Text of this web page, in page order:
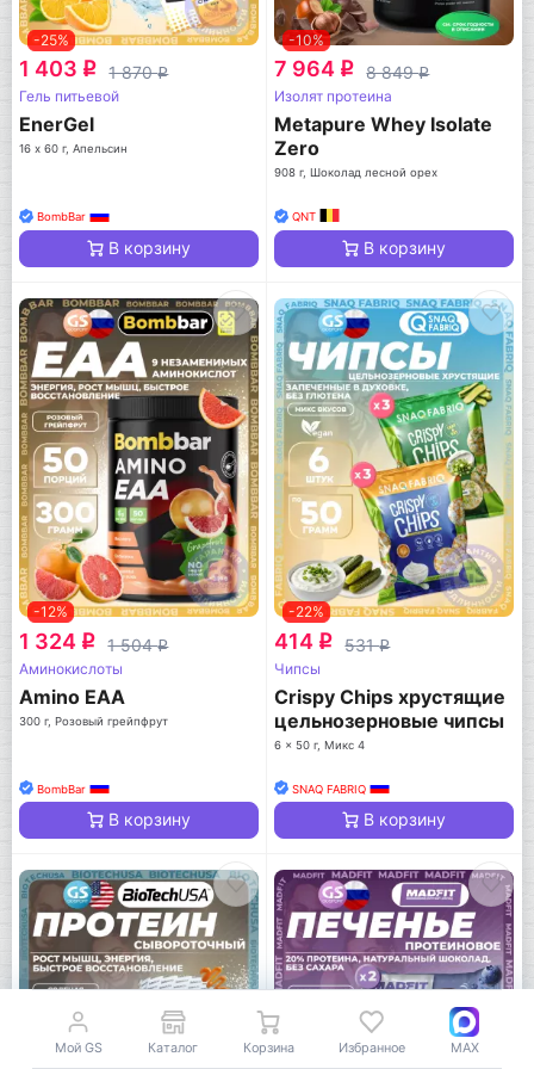
-25%
1 403 q 1 870q
Гель питьевой
EnerGel
16 х 60 г, Апельсин
BombBar
В корзину
-10%
7 964 q 8 849q
Изолят протеина
Metapure Whey Isolate
Zero
908 г, Шоколад лесной орех
QNT
В корзину
-12%
1 324 q 1 504q
Аминокислоты
Amino EAA
300 г, Розовый грейпфрут
BombBar
В корзину
-22%
414 q 531q
Чипсы
Crispy Chips хрустящие
цельнозерновые чипсы
6 x 50 г, Микс 4
SNAQ FABRIQ
В корзину
Мой GS Каталог Корзина Избранное MAX